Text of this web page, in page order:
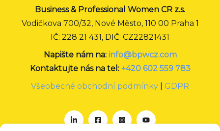
Business & Professional Women CR z.s.
Vodičkova 700/32, Nové Město, 110 00 Praha 1
IČ: 228 21 431, DIČ: CZ22821431
Napište nám na: info@bpwcz.com
Kontaktujte nás na tel: +420 602 559 783
Všeobecné obchodní podmínky
GDPR